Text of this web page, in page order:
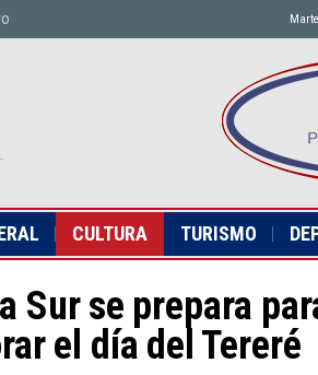
CULTURA TURISMO
Sur se prepara
el día del Tereré